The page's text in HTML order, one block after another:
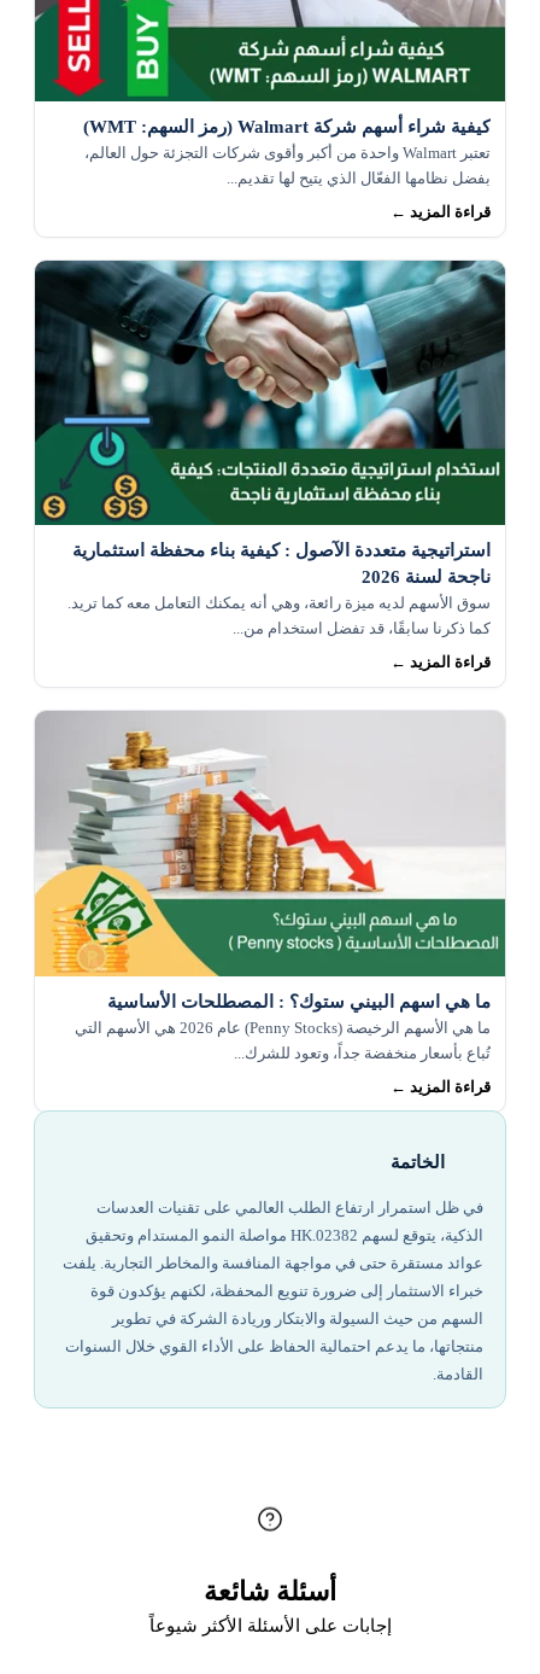
كيفية شراء أسهم شركة Walmart (رمز السهم: WMT)
تعتبر Walmart واحدة من أكبر وأقوى شركات التجزئة حول العالم،
بفضل نظامها الفعّال الذي يتيح لها تقديم...
قراءة المزيد ←
استراتيجية متعددة الآصول : كيفية بناء محفظة استثمارية
ناجحة لسنة 2026
سوق الأسهم لديه ميزة رائعة، وهي أنه يمكنك التعامل معه كما تريد.
كما ذكرنا سابقًا، قد تفضل استخدام من...
قراءة المزيد ←
ما هي اسهم البيني ستوك؟ : المصطلحات الأساسية
ما هي الأسهم الرخيصة (Penny Stocks) عام 2026 هي الأسهم التي
تُباع بأسعار منخفضة جداً، وتعود للشرك...
قراءة المزيد ←
الخاتمة
في ظل استمرار ارتفاع الطلب العالمي على تقنيات العدسات
الذكية، يتوقع لسهم 02382.HK مواصلة النمو المستدام وتحقيق
عوائد مستقرة حتى في مواجهة المنافسة والمخاطر التجارية. يلفت
خبراء الاستثمار إلى ضرورة تنويع المحفظة، لكنهم يؤكدون قوة
السهم من حيث السيولة والابتكار وريادة الشركة في تطوير
منتجاتها، ما يدعم احتمالية الحفاظ على الأداء القوي خلال السنوات
القادمة.
أسئلة شائعة
إجابات على الأسئلة الأكثر شيوعاً